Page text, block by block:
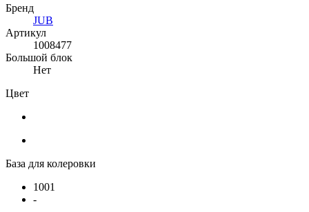
Бренд
JUB
Артикул
1008477
Большой блок
Нет
Цвет
База для колеровки
1001
-